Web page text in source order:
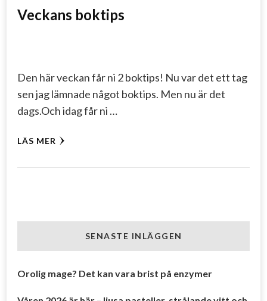
Veckans boktips
Den här veckan får ni 2 boktips! Nu var det ett tag
sen jag lämnade något boktips. Men nu är det
dags.Och idag får ni …
LÄS MER
SENASTE INLÄGGEN
Orolig mage? Det kan vara brist på enzymer